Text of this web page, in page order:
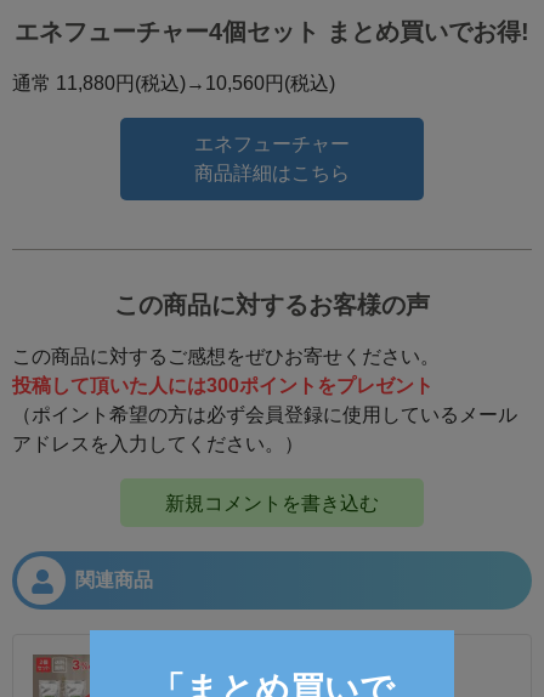
エネフューチャー4個セット まとめ買いでお得!
通常 11,880円(税込)→10,560円(税込)
エネフューチャー
商品詳細はこちら
この商品に対するお客様の声
この商品に対するご感想をぜひお寄せください。
投稿して頂いた人には300ポイントをプレゼント
（ポイント希望の方は必ず会員登録に使用しているメール
アドレスを入力してください。）
新規コメントを書き込む
関連商品
「まとめ買いで